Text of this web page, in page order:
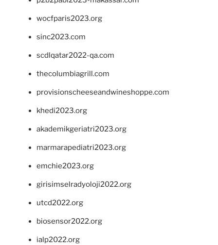
wocfparis2023.org
sinc2023.com
scdlqatar2022-qa.com
thecolumbiagrill.com
provisionscheeseandwineshoppe.com
khedi2023.org
akademikgeriatri2023.org
marmarapediatri2023.org
emchie2023.org
girisimselradyoloji2022.org
utcd2022.org
biosensor2022.org
ialp2022.org